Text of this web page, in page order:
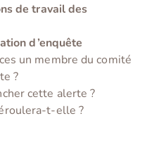
de travail des
d’enquête
un membre du comité
?
cette alerte ?
t-elle ?